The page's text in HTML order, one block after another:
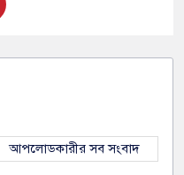
আপলোডকারীর সব সংবাদ